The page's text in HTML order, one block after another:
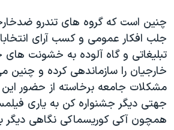
قانون شفافیت دارائی کادر رهبری ایران
اعتراضات مردمی آبان ۹۸
اسرائیل در جنگ
نرگس محمدی برنده جایزه نوبل صلح
همایش محافظه‌کاران آمریکا «سی‌پک»
صفحه‌های ویژه
چنین است که گروه های تندرو
جلب افکار عمومی و کسب آرای
تبلیغاتی و گاه آلوده به خشونت های
خارجیان را سازماندهی کرده و چنین
مشکلات جامعه برخاسته از حضور این
جهتی دیگر جشنواره کن به یاری
همچون آکی کوریسماکی نگاهی دیگر